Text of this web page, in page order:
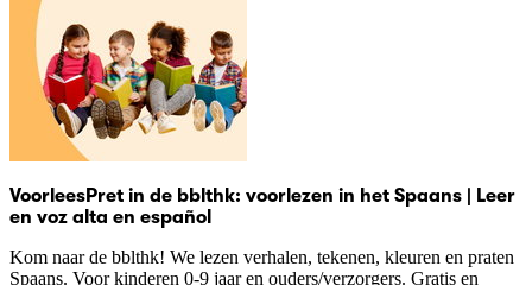
VoorleesPret in de bblthk: voorlezen in het Spaans | Leer
en voz alta en español
Kom naar de bblthk! We lezen verhalen, tekenen, kleuren en praten
Spaans. Voor kinderen 0-9 jaar en ouders/verzorgers. Gratis en